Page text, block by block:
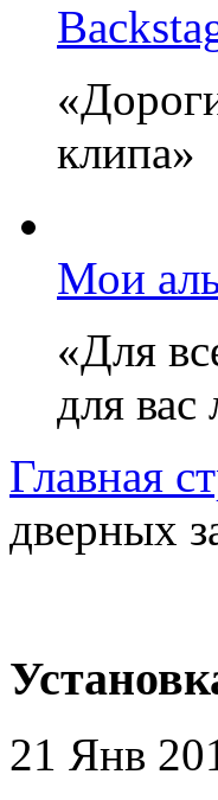
клипа»
Мои
«Для
для
Главная
дверных
21 Янв